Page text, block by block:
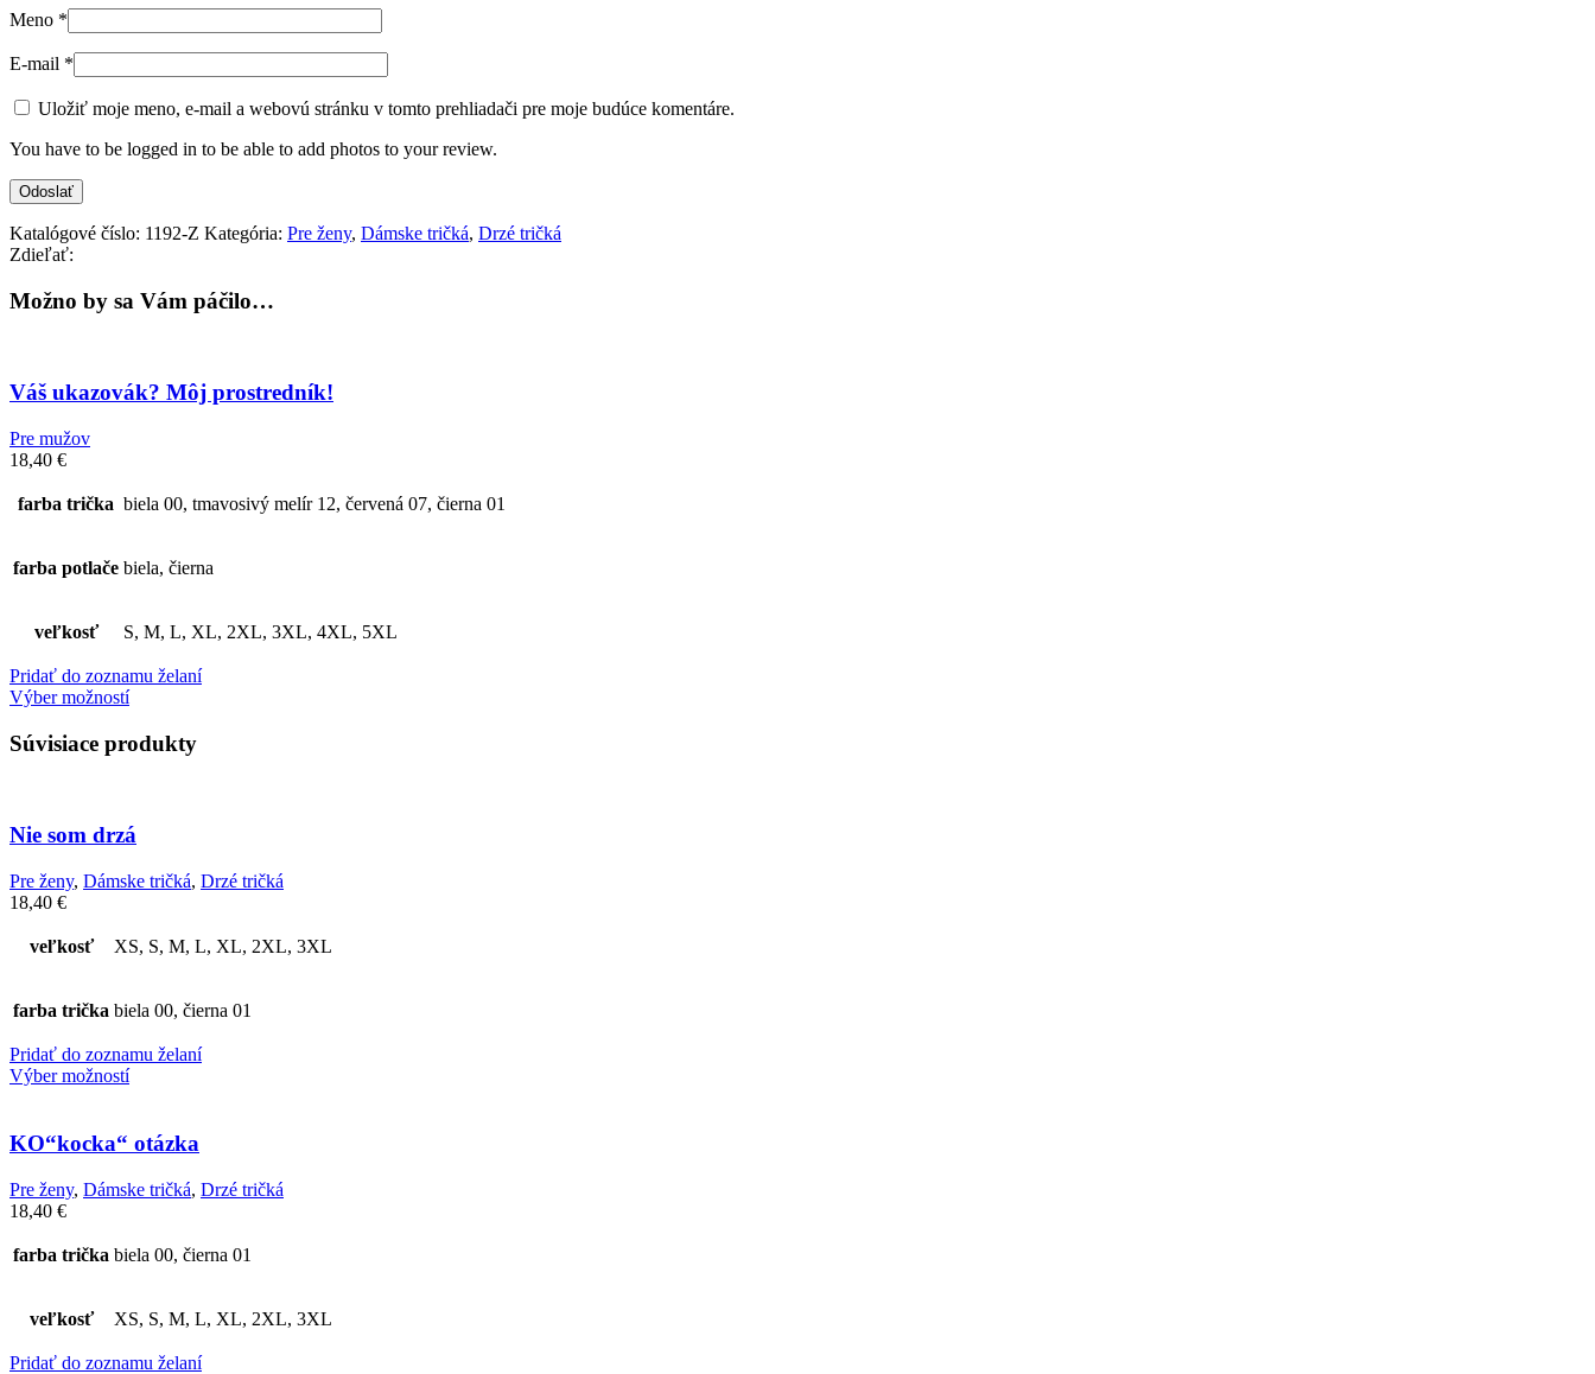
Meno *
E-mail *
Uložiť moje meno, e-mail a webovú stránku v tomto prehliadači pre moje budúce komentáre.
You have to be logged in to be able to add photos to your review.
Katalógové číslo: 1192-Z Kategória: Pre ženy, Dámske tričká, Drzé tričká
Zdieľať:
Možno by sa Vám páčilo…
Váš ukazovák? Môj prostredník!
Pre mužov
18,40 €
farba trička biela 00, tmavosivý melír 12, červená 07, čierna 01
farba potlače biela, čierna
veľkosť S, M, L, XL, 2XL, 3XL, 4XL, 5XL
Pridať do zoznamu želaní
Výber možností
Súvisiace produkty
Nie som drzá
Pre ženy, Dámske tričká, Drzé tričká
18,40 €
veľkosť XS, S, M, L, XL, 2XL, 3XL
farba trička biela 00, čierna 01
Pridať do zoznamu želaní
Výber možností
KO“kocka“ otázka
Pre ženy, Dámske tričká, Drzé tričká
18,40 €
farba trička biela 00, čierna 01
veľkosť XS, S, M, L, XL, 2XL, 3XL
Pridať do zoznamu želaní